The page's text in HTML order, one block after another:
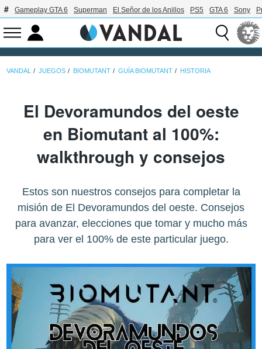
Gameplay GTA 6 Superman El Señor de los Anillos PS5 GTA 6 Sony
VANDAL JUEGOS BIOMUTANT GUÍA BIOMUTANT HISTORIA
El Devoramundos del oeste
en Biomutant al 100%:
walkthrough y consejos
Estos son nuestros consejos para completar la
misión de El Devoramundos del oeste. Consejos
para avanzar, elecciones que tomar y mucho más
para ver el 100% de este particular juego.